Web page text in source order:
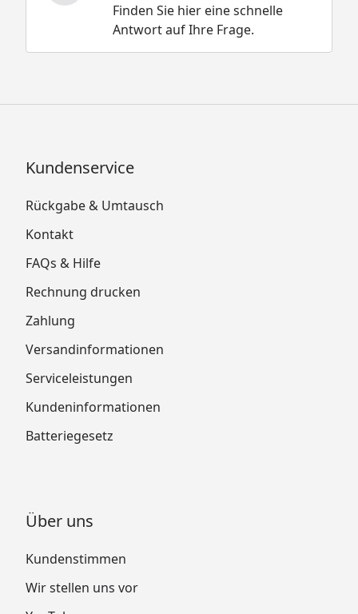
Finden Sie hier eine schnelle
Antwort auf Ihre Frage.
Kundenservice
Rückgabe & Umtausch
Kontakt
FAQs & Hilfe
Rechnung drucken
Zahlung
Versandinformationen
Serviceleistungen
Kundeninformationen
Batteriegesetz
Über uns
Kundenstimmen
Wir stellen uns vor